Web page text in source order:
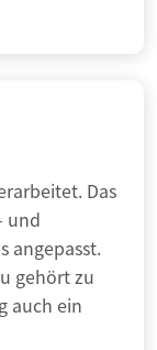
Das
und
angepasst.
gehört zu
auch ein